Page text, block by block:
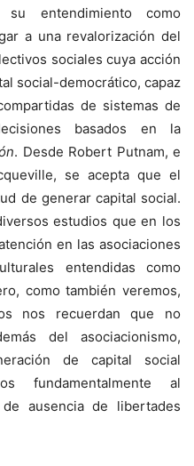
su entendimiento como
a una revalorización del
sociales cuya acción
social-democrático, capaz
de sistemas de
basados en la
. Desde Robert Putnam, e
se acepta que el
de generar capital social.
estudios que en los
en las asociaciones
entendidas como
como también veremos,
nos recuerdan que no
del asociacionismo,
de capital social
fundamentalmente al
ausencia de libertades